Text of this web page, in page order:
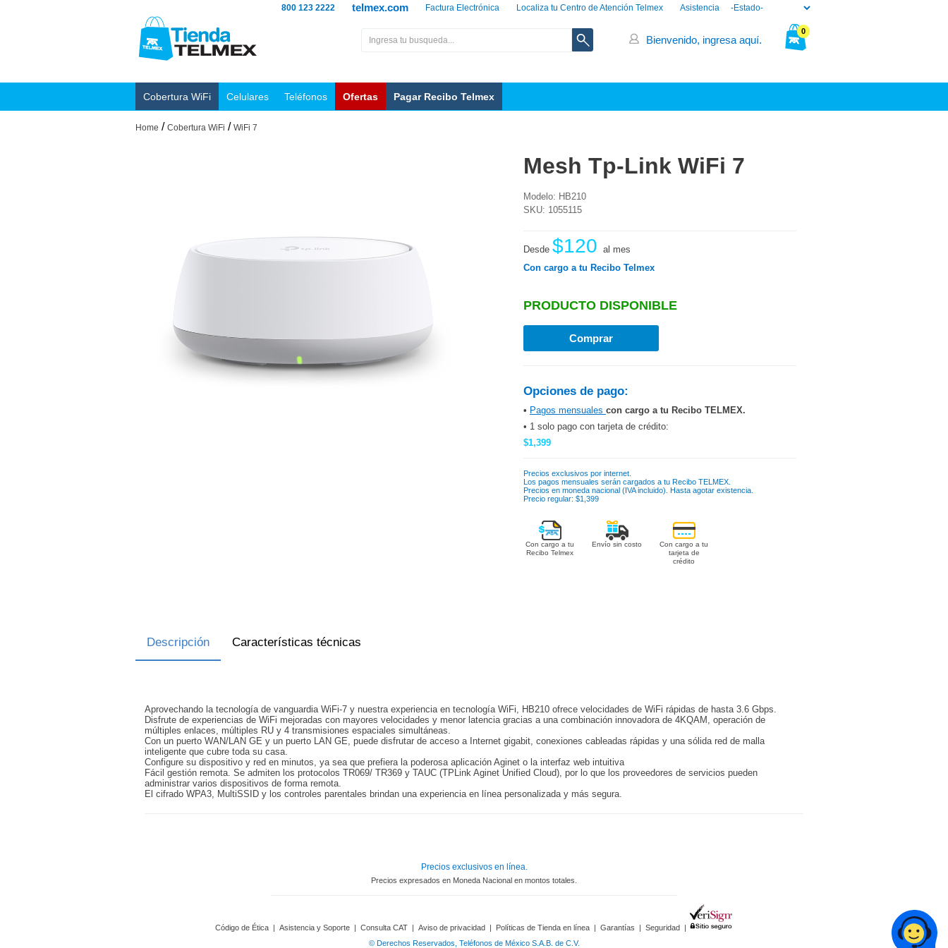
Asistencia
Localiza tu Centro de Atención Telmex
Factura Electrónica
telmex.com
800 123 2222
0
Bienvenido, ingresa aquí.
Cobertura WiFi Celulares Teléfonos Ofertas Pagar Recibo Telmex
Home / Cobertura WiFi / WiFi 7
Mesh Tp-Link WiFi 7
Modelo: HB210
SKU: 1055115
Desde $120 al mes
Con cargo a tu Recibo Telmex
PRODUCTO DISPONIBLE
Opciones de pago:
• Pagos mensuales con cargo a tu Recibo TELMEX.
• 1 solo pago con tarjeta de crédito:
$1,399
Precios exclusivos por internet.
Los pagos mensuales serán cargados a tu Recibo TELMEX.
Precios en moneda nacional (IVA incluido). Hasta agotar existencia.
Precio regular: $1,399
Con cargo a tu
Recibo Telmex
Envío sin costo
Con cargo a tu
tarjeta de
crédito
Descripción Características técnicas
Aprovechando la tecnología de vanguardia WiFi-7 y nuestra experiencia en tecnología WiFi, HB210 ofrece velocidades de WiFi rápidas de hasta 3.6 Gbps.
Disfrute de experiencias de WiFi mejoradas con mayores velocidades y menor latencia gracias a una combinación innovadora de 4KQAM, operación de
múltiples enlaces, múltiples RU y 4 transmisiones espaciales simultáneas.
Con un puerto WAN/LAN GE y un puerto LAN GE, puede disfrutar de acceso a Internet gigabit, conexiones cableadas rápidas y una sólida red de malla
inteligente que cubre toda su casa.
Configure su dispositivo y red en minutos, ya sea que prefiera la poderosa aplicación Aginet o la interfaz web intuitiva
Fácil gestión remota. Se admiten los protocolos TR069/ TR369 y TAUC (TPLink Aginet Unified Cloud), por lo que los proveedores de servicios pueden
administrar varios dispositivos de forma remota.
El cifrado WPA3, MultiSSID y los controles parentales brindan una experiencia en línea personalizada y más segura.
Precios exclusivos en línea.
Precios expresados en Moneda Nacional en montos totales.
Código de Ética | Asistencia y Soporte | Consulta CAT | Aviso de privacidad | Políticas de Tienda en línea | Garantías | Seguridad |
© Derechos Reservados, Teléfonos de México S.A.B. de C.V.